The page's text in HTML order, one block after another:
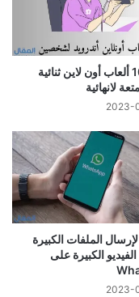
أفضل 10 ألعاب أون لاين ثنائية
لانهائية
2023-
الملفات الكبيرة
الكبيرة على
2023-